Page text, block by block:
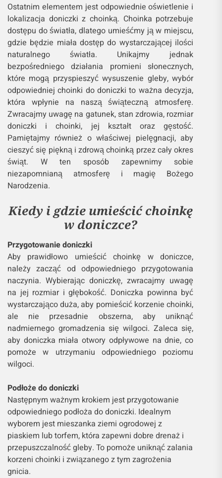
Ostatnim elementem jest odpowiednie oświetlenie i
lokalizacja doniczki z choinką. Choinka potrzebuje
dostępu do światła, dlatego umieśćmy ją w miejscu,
gdzie będzie miała dostęp do wystarczającej ilości
naturalnego światła. Unikajmy jednak
bezpośredniego działania promieni słonecznych,
które mogą przyspieszyć wysuszenie gleby, wybór
odpowiedniej choinki do doniczki to ważna decyzja,
która wpłynie na naszą świąteczną atmosferę.
Zwracajmy uwagę na gatunek, stan zdrowia, rozmiar
doniczki i choinki, jej kształt oraz gęstość.
Pamiętajmy również o właściwej pielęgnacji, aby
cieszyć się piękną i zdrową choinką przez cały okres
świąt. W ten sposób zapewnimy sobie
niezapomnianą atmosferę i magię Bożego
Narodzenia.
Kiedy i gdzie umieścić choinkę
w doniczce?
Przygotowanie doniczki
Aby prawidłowo umieścić choinkę w doniczce,
należy zacząć od odpowiedniego przygotowania
naczynia. Wybierając doniczkę, zwracajmy uwagę
na jej rozmiar i głębokość. Doniczka powinna być
wystarczająco duża, aby pomieścić korzenie choinki,
ale nie przesadnie obszerna, aby uniknąć
nadmiernego gromadzenia się wilgoci. Zaleca się,
aby doniczka miała otwory odpływowe na dnie, co
pomoże w utrzymaniu odpowiedniego poziomu
wilgoci.
Podłoże do doniczki
Następnym ważnym krokiem jest przygotowanie
odpowiedniego podłoża do doniczki. Idealnym
wyborem jest mieszanka ziemi ogrodowej z
piaskiem lub torfem, która zapewni dobre drenaż i
przepuszczalność gleby. To pomoże uniknąć zalania
korzeni choinki i związanego z tym zagrożenia
gnicia.